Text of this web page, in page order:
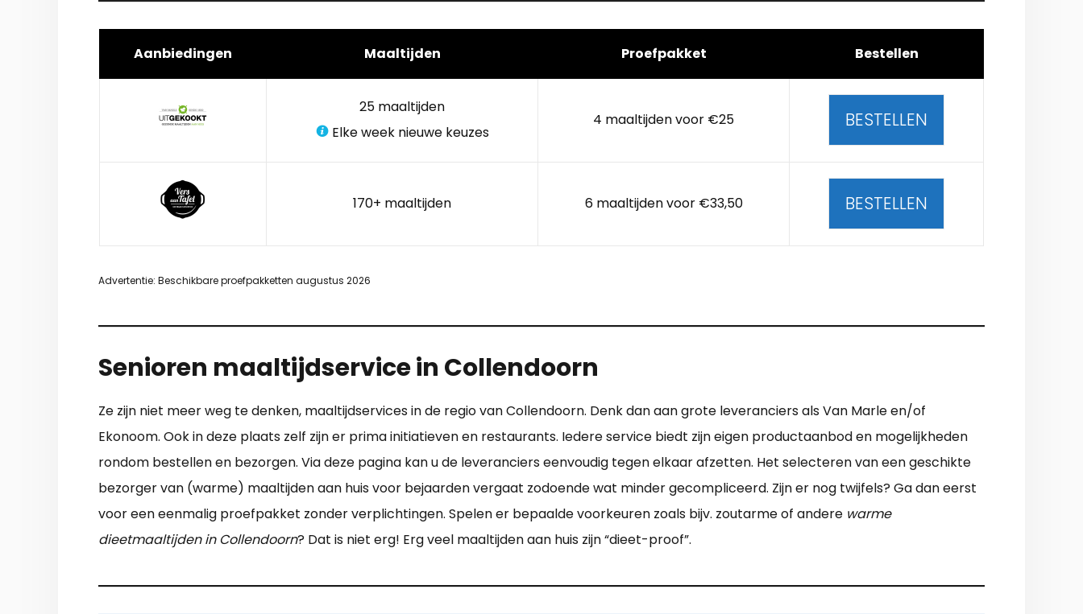
Aanbiedingen Maaltijden Proefpakket Bestellen
25 maaltijden
Elke week nieuwe keuzes
4 maaltijden voor €25 BESTELLEN
170+ maaltijden 6 maaltijden voor €33,50 BESTELLEN
Advertentie: Beschikbare proefpakketten augustus 2026
Senioren maaltijdservice in Collendoorn
Ze zijn niet meer weg te denken, maaltijdservices in de regio van Collendoorn. Denk dan aan grote leveranciers als Van Marle en/of
Ekonoom. Ook in deze plaats zelf zijn er prima initiatieven en restaurants. Iedere service biedt zijn eigen productaanbod en mogelijkheden
rondom bestellen en bezorgen. Via deze pagina kan u de leveranciers eenvoudig tegen elkaar afzetten. Het selecteren van een geschikte
bezorger van (warme) maaltijden aan huis voor bejaarden vergaat zodoende wat minder gecompliceerd. Zijn er nog twijfels? Ga dan eerst
voor een eenmalig proefpakket zonder verplichtingen. Spelen er bepaalde voorkeuren zoals bijv. zoutarme of andere warme
dieetmaaltijden in Collendoorn? Dat is niet erg! Erg veel maaltijden aan huis zijn “dieet-proof”.